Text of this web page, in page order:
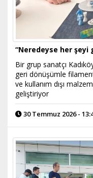
“Neredeyse her şeyi
Bir grup sanatçı
geri dönüşümle
ve kullanım dışı
geliştiriyor
30 Temmuz 2026 -